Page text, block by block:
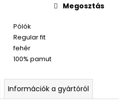
Pólók
Regular fit
fehér
100% pamut
Megosztás
Információk a gyártóról